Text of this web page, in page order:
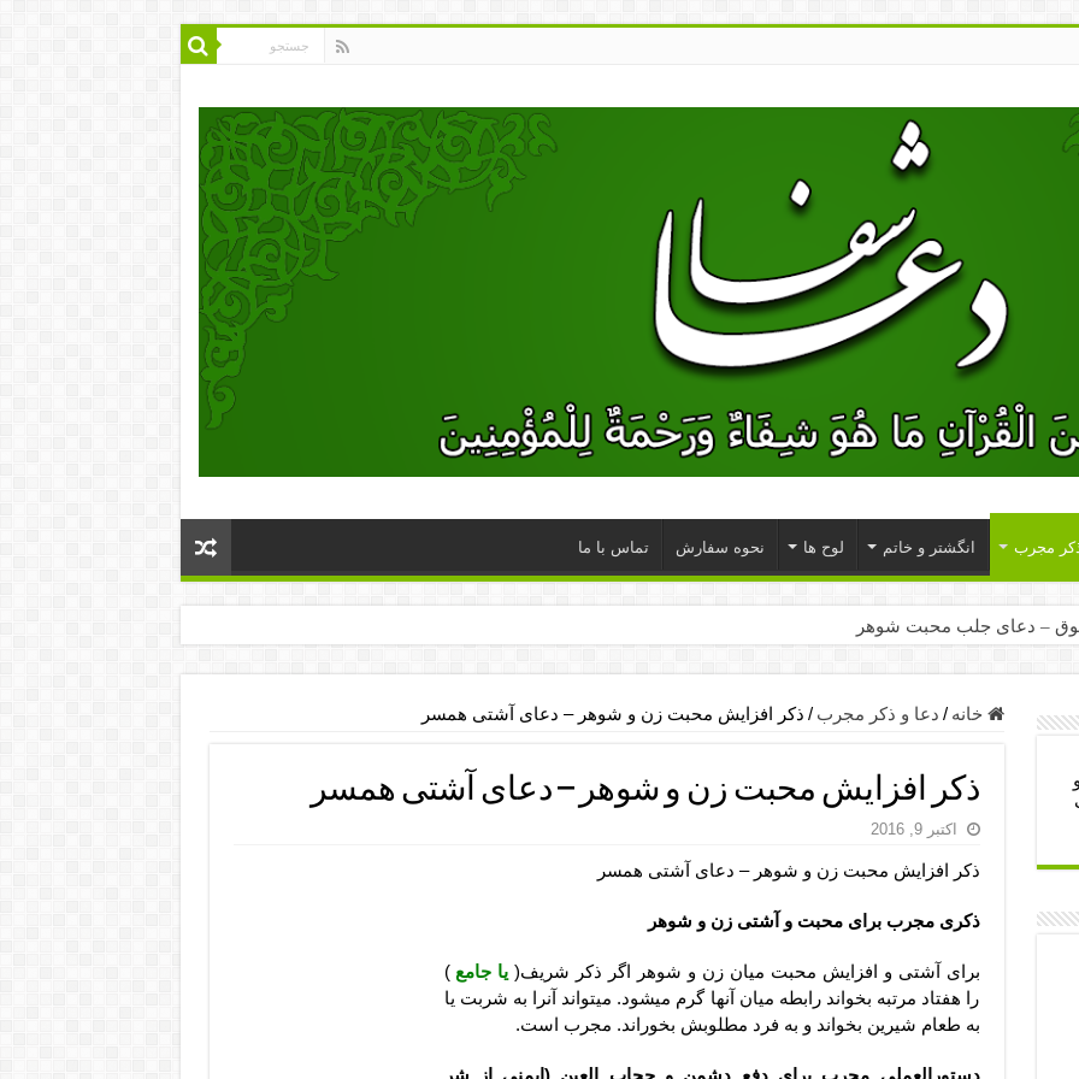
مجرب انگشتر و خاتم لوح ها نحوه سفارش تماس با ما
– دعای جلب محبت شوهر
– دعای یا من اظهر الجمیل برای حاجت
آن ها – ذکر مخصوص مستجاب الدعوه شدن
– دعای ترس و بی خوابی کودکان
دعای رفع مشکلات و طلب حاجت
– آیه‌ جلب ثروت و برکت مال
چشم زخم – دعای چشم زخم ماشاالله
روز – دعای ثروت حضرت سلیمان
خانه / دعا و ذکر مجرب / ذکر افزایش محبت زن و شوهر – دعای آشتی همسر
ذکر افزایش محبت زن و شوهر – دعای آشتی همسر
اکتبر 9, 2016
ذکر افزایش محبت زن و شوهر – دعای آشتی همسر
ذکری مجرب برای محبت و آشتی زن و شوهر
برای آشتی و افزایش محبت میان زن و شوهر اگر ذکر شریف(یا جامع)
را هفتاد مرتبه بخواند رابطه میان آنها گرم میشود. میتواند آنرا به شربت یا
به طعام شیرین بخواند و به فرد مطلوبش بخوراند. مجرب است.
دستورالعملی مجرب برای دفع دشمن و حجاب العین (ایمنی از شر